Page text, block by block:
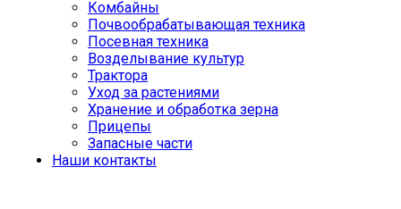
Комбайны
Почвообрабатывающая техника
Посевная техника
Возделывание культур
Трактора
Уход за растениями
Хранение и обработка зерна
Прицепы
Запасные части
Наши контакты